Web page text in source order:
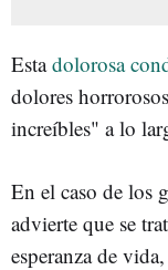
Estadolorosa
dolores
increíbles" a lo
En el caso de los
advierte que se
esperanza de